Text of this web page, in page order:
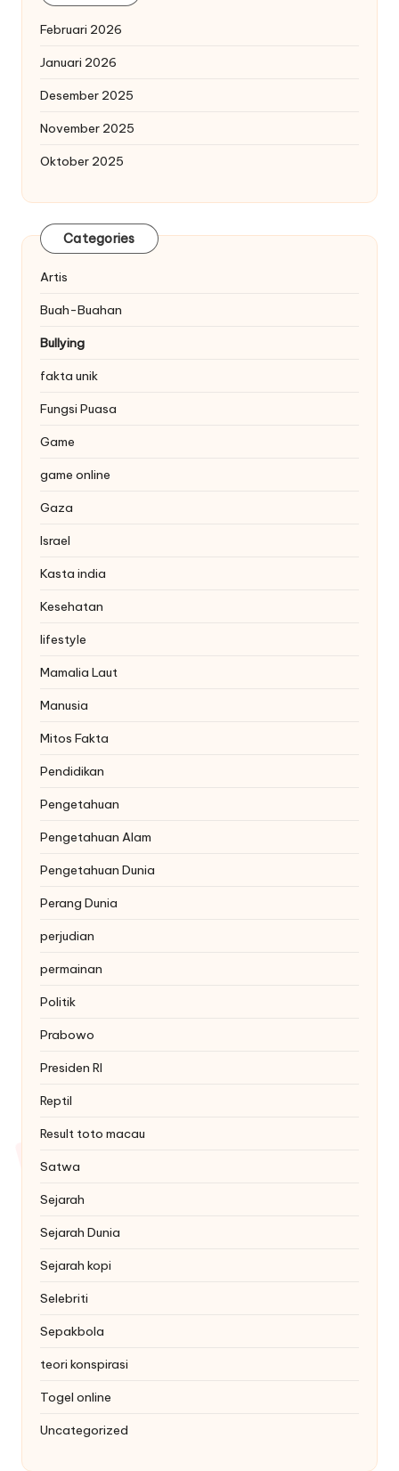
Februari 2026
Januari 2026
Desember 2025
November 2025
Oktober 2025
Categories
Artis
Buah-Buahan
Bullying
fakta unik
Fungsi Puasa
Game
game online
Gaza
Israel
Kasta india
Kesehatan
lifestyle
Mamalia Laut
Manusia
Mitos Fakta
Pendidikan
Pengetahuan
Pengetahuan Alam
Pengetahuan Dunia
Perang Dunia
perjudian
permainan
Politik
Prabowo
Presiden RI
Reptil
Result toto macau
Satwa
Sejarah
Sejarah Dunia
Sejarah kopi
Selebriti
Sepakbola
teori konspirasi
Togel online
Uncategorized